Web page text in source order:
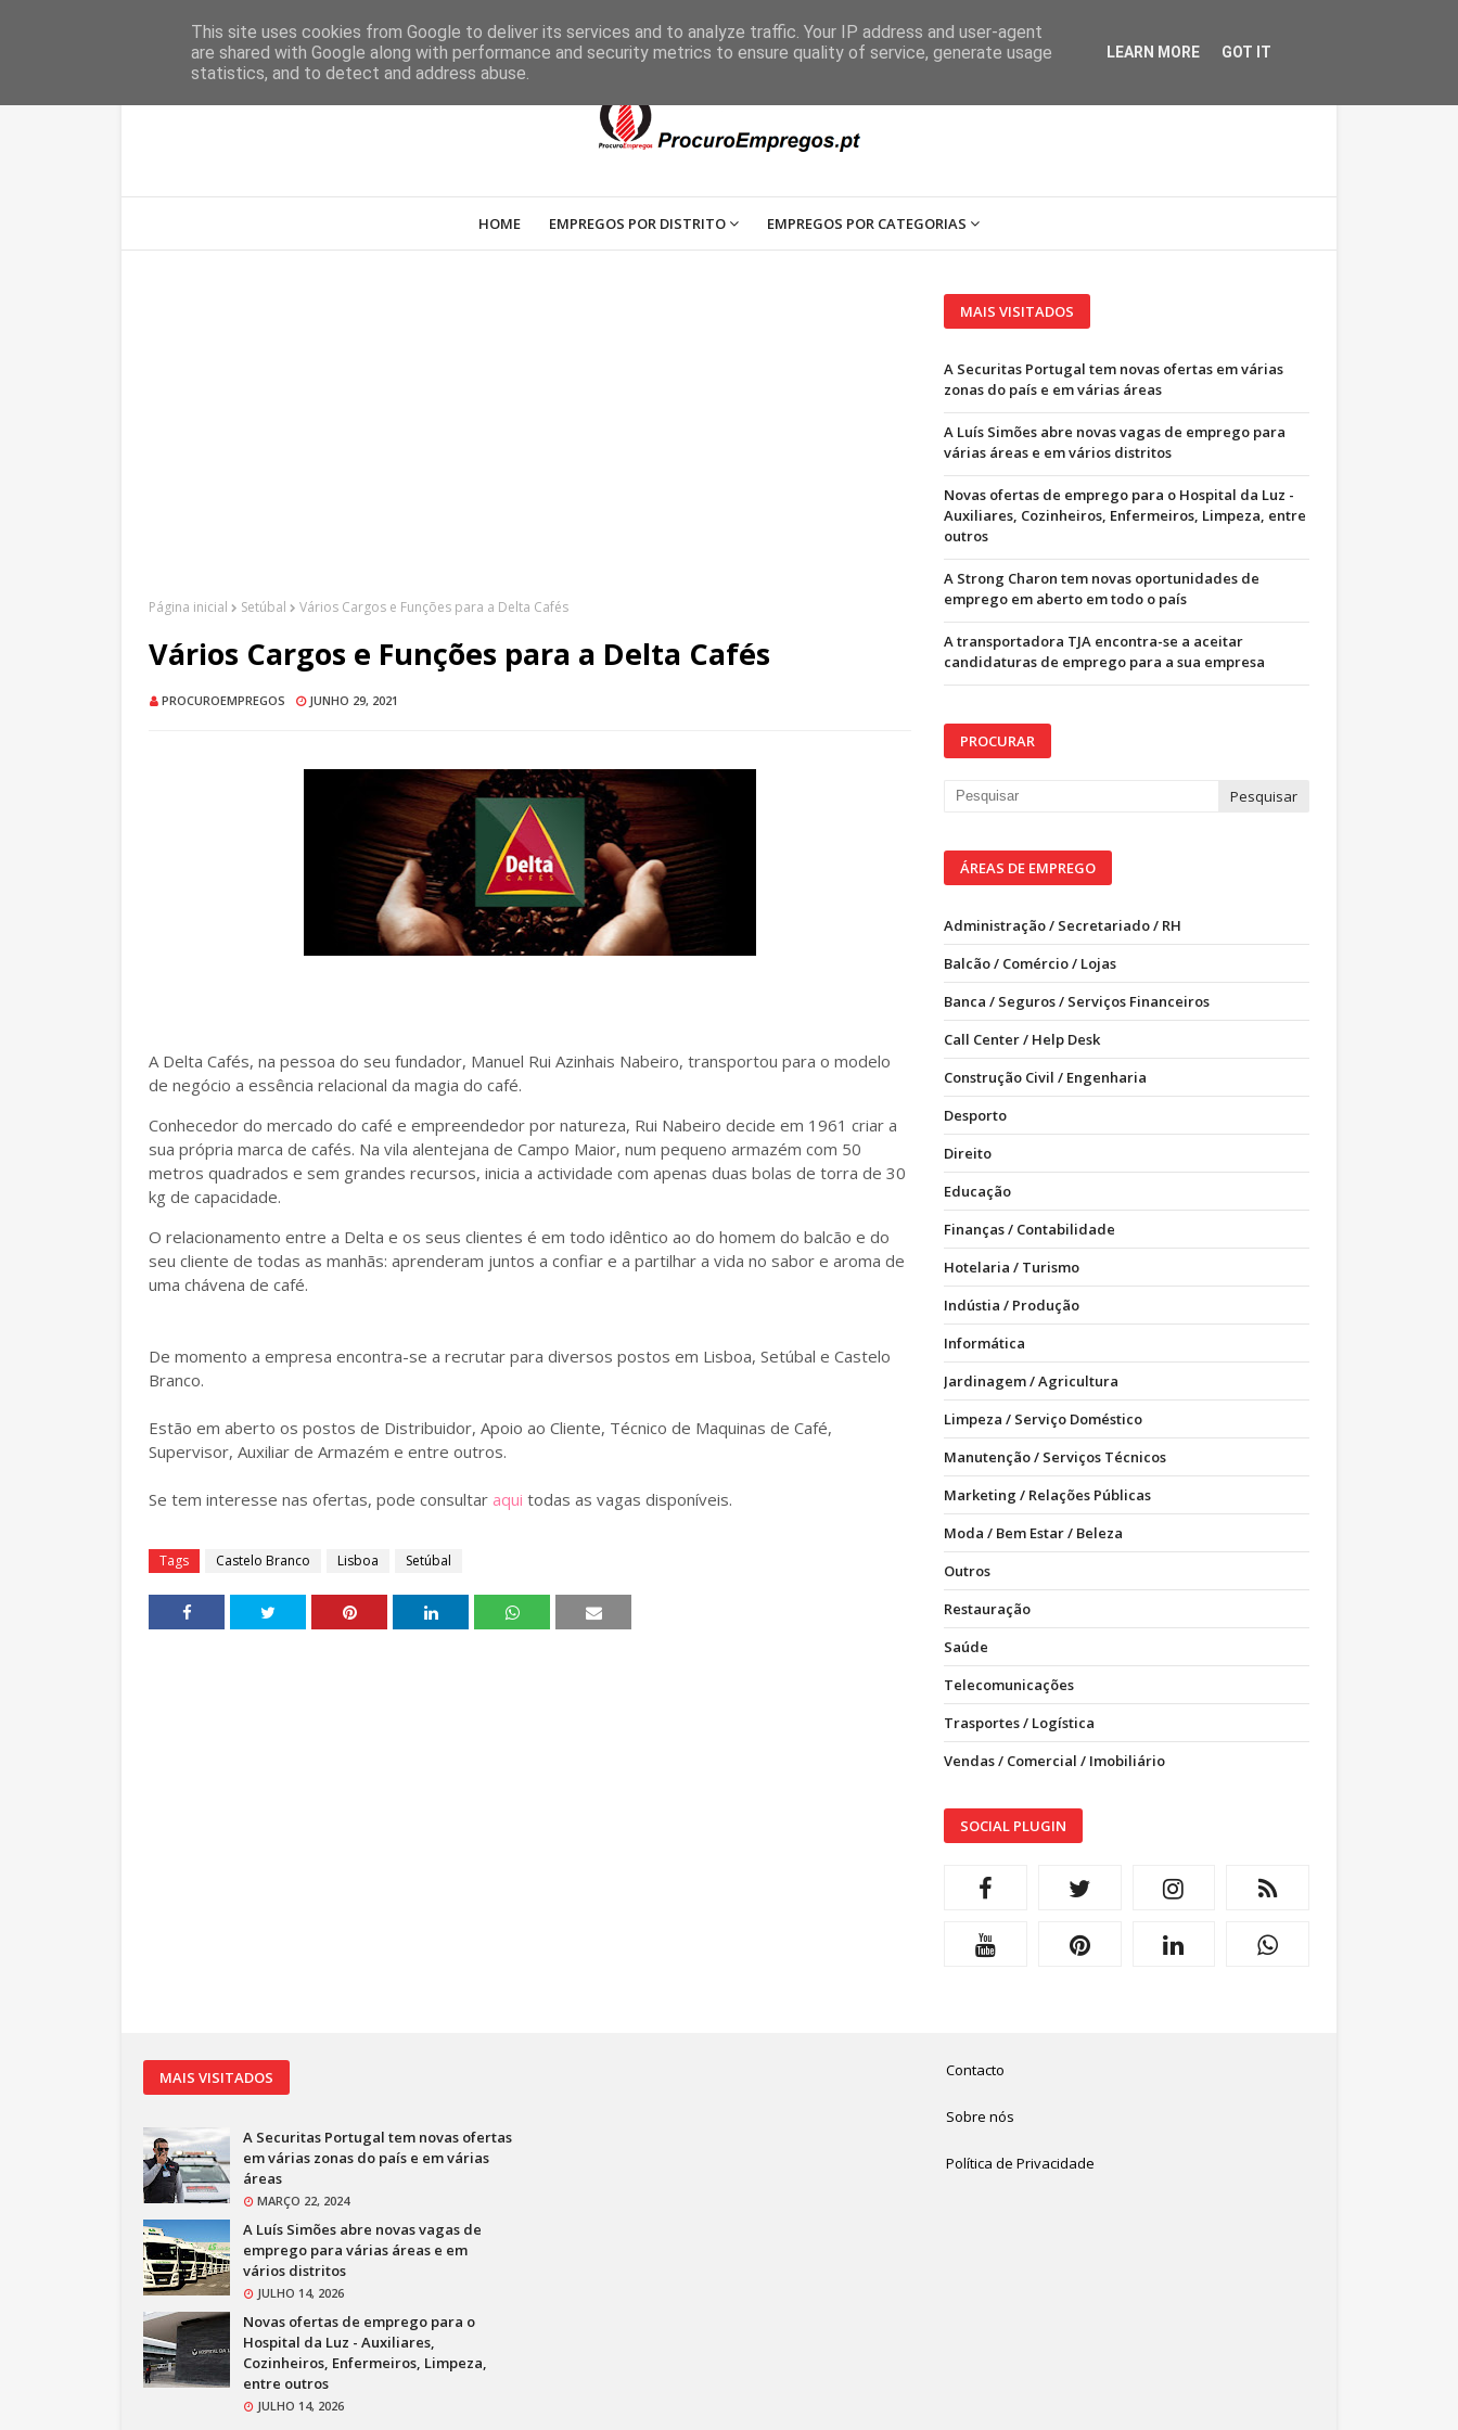
HOME EMPREGOS POR DISTRITO EMPREGOS POR CATEGORIAS
Página inicial Setúbal Vários Cargos e Funções para a Delta Cafés
Vários Cargos e Funções para a Delta Cafés
PROCUROEMPREGOS JUNHO 29, 2021
A Delta Cafés, na pessoa do seu fundador, Manuel Rui Azinhais Nabeiro, transportou para o modelo
de negócio a essência relacional da magia do café.
Conhecedor do mercado do café e empreendedor por natureza, Rui Nabeiro decide em 1961 criar a
sua própria marca de cafés. Na vila alentejana de Campo Maior, num pequeno armazém com 50
metros quadrados e sem grandes recursos, inicia a actividade com apenas duas bolas de torra de 30
kg de capacidade.
O relacionamento entre a Delta e os seus clientes é em todo idêntico ao do homem do balcão e do
seu cliente de todas as manhãs: aprenderam juntos a confiar e a partilhar a vida no sabor e aroma de
uma chávena de café.
De momento a empresa encontra-se a recrutar para diversos postos em Lisboa, Setúbal e Castelo
Branco.
Estão em aberto os postos de Distribuidor, Apoio ao Cliente, Técnico de Maquinas de Café,
Supervisor, Auxiliar de Armazém e entre outros.
Se tem interesse nas ofertas, pode consultar aqui todas as vagas disponíveis.
Tags Castelo Branco Lisboa Setúbal
MAIS VISITADOS
A Securitas Portugal tem novas ofertas em várias
zonas do país e em várias áreas
A Luís Simões abre novas vagas de emprego para
várias áreas e em vários distritos
Novas ofertas de emprego para o Hospital da Luz -
Auxiliares, Cozinheiros, Enfermeiros, Limpeza, entre
outros
A Strong Charon tem novas oportunidades de
emprego em aberto em todo o país
A transportadora TJA encontra-se a aceitar
candidaturas de emprego para a sua empresa
PROCURAR
ÁREAS DE EMPREGO
Administração / Secretariado / RH
Balcão / Comércio / Lojas
Banca / Seguros / Serviços Financeiros
Call Center / Help Desk
Construção Civil / Engenharia
Desporto
Direito
Educação
Finanças / Contabilidade
Hotelaria / Turismo
Indústia / Produção
Informática
Jardinagem / Agricultura
Limpeza / Serviço Doméstico
Manutenção / Serviços Técnicos
Marketing / Relações Públicas
Moda / Bem Estar / Beleza
Outros
Restauração
Saúde
Telecomunicações
Trasportes / Logística
Vendas / Comercial / Imobiliário
SOCIAL PLUGIN
MAIS VISITADOS
A Securitas Portugal tem novas ofertas
em várias zonas do país e em várias
áreas
MARÇO 22, 2024
A Luís Simões abre novas vagas de
emprego para várias áreas e em
vários distritos
JULHO 14, 2026
Novas ofertas de emprego para o
Hospital da Luz - Auxiliares,
Cozinheiros, Enfermeiros, Limpeza,
entre outros
JULHO 14, 2026
Contacto
Sobre nós
Política de Privacidade
This site uses cookies from Google to deliver its services and to analyze traffic. Your IP address and user-agent
are shared with Google along with performance and security metrics to ensure quality of service, generate usage
statistics, and to detect and address abuse.
LEARN MORE GOT IT